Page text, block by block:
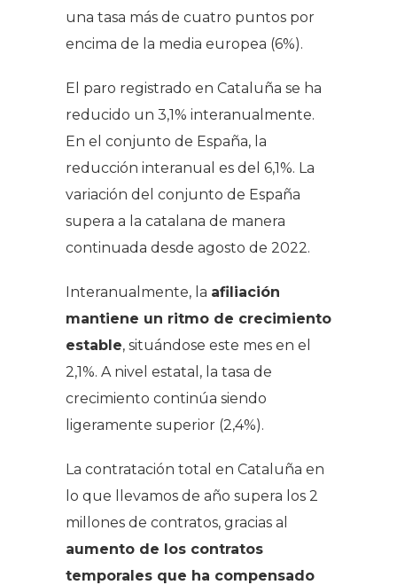
una tasa más de cuatro puntos por
encima de la media europea (6%).
El paro registrado en Cataluña se ha
reducido un 3,1% interanualmente.
En el conjunto de España, la
reducción interanual es del 6,1%. La
variación del conjunto de España
supera a la catalana de manera
continuada desde agosto de 2022.
Interanualmente, la afiliación
mantiene un ritmo de crecimiento
estable, situándose este mes en el
2,1%. A nivel estatal, la tasa de
crecimiento continúa siendo
ligeramente superior (2,4%).
La contratación total en Cataluña en
lo que llevamos de año supera los 2
millones de contratos, gracias al
aumento de los contratos
temporales que ha compensado